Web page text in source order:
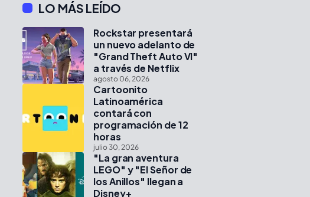
LO MÁS LEÍDO
Rockstar presentará
un nuevo adelanto de
"Grand Theft Auto VI"
a través de Netflix
agosto 06, 2026
Cartoonito
Latinoamérica
contará con
programación de 12
horas
julio 30, 2026
"La gran aventura
LEGO" y "El Señor de
los Anillos" llegan a
Disney+